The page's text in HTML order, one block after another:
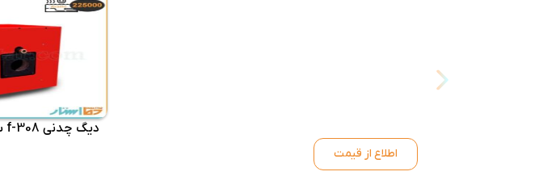
دیگ چدنی f-308 سوپر 500 شوفاژکار
اطلاع از قیمت